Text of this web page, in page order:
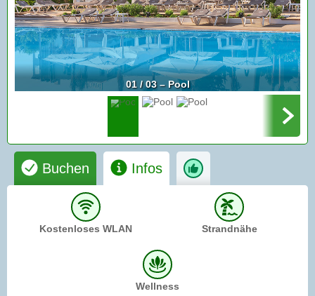
01 / 03 – Pool
Buchen Infos
Kostenloses WLAN Strandnähe
Wellness